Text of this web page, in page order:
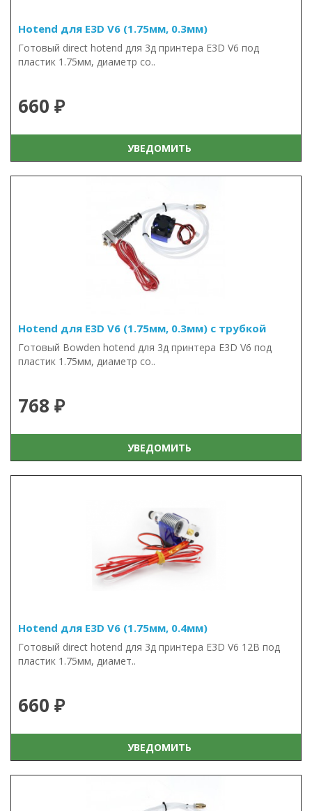
Hotend для E3D V6 (1.75мм, 0.3мм)
Готовый direct hotend для 3д принтера E3D V6 под
пластик 1.75мм, диаметр со..
660 ₽
УВЕДОМИТЬ
Hotend для E3D V6 (1.75мм, 0.3мм) с трубкой
Готовый Bowden hotend для 3д принтера E3D V6 под
пластик 1.75мм, диаметр со..
768 ₽
УВЕДОМИТЬ
Hotend для E3D V6 (1.75мм, 0.4мм)
Готовый direct hotend для 3д принтера E3D V6 12В под
пластик 1.75мм, диамет..
660 ₽
УВЕДОМИТЬ